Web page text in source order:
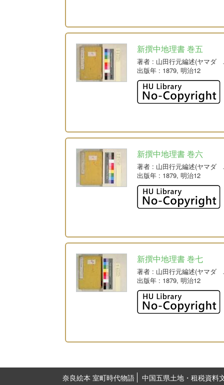
新撰中地理書 巻五
著者 : 山田行元編述(ヤマダ
出版年 : 1879, 明治12
新撰中地理書 巻六
著者 : 山田行元編述(ヤマダ
出版年 : 1879, 明治12
新撰中地理書 巻七
著者 : 山田行元編述(ヤマダ
出版年 : 1879, 明治12
奈良絵本 室町時代物語 中国五県土地・租税資料